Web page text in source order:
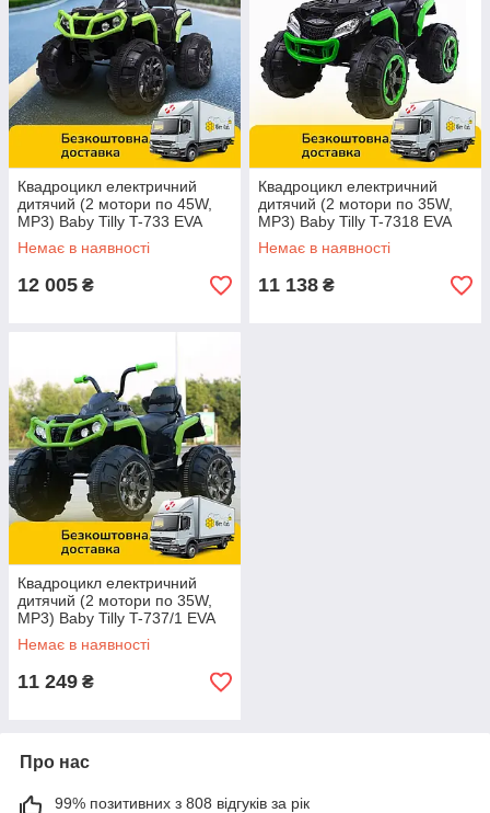
Квадроцикл електричний
дитячий (2 мотори по 45W,
МР3) Baby Tilly T-733 EVA
GREEN Чорно-зелений
Немає в наявності
12 005 ₴
Квадроцикл електричний
дитячий (2 мотори по 35W,
МР3) Baby Tilly T-7318 EVA
GREEN Зелений | Дитячий
електромобіль Тіллі
Немає в наявності
11 138 ₴
Квадроцикл електричний
дитячий (2 мотори по 35W,
МР3) Baby Tilly T-737/1 EVA
GREEN Зелений | Дитячий
електромобіль Тіллі
Немає в наявності
11 249 ₴
Про нас
99% позитивних з 808 відгуків за рік